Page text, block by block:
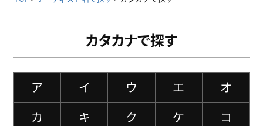
カタカナで探す
ア イ ウ エ
オ
カ
キ ク ケ
コ